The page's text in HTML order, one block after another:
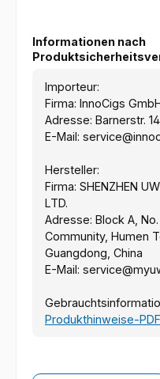
Informationen nach
Importeur:
Firma: InnoCigs
Adresse: Barnerstr.
E-Mail:
Hersteller:
Firma: SHENZHEN
LTD.
Adresse: Block A,
Community, Humen
Guangdong, China
E-Mail:
Produkthinweise-